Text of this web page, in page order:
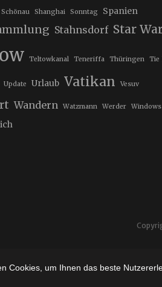
Schönau Shanghai Sonntag Spanien
Stahnsdorf Star
Teltowkanal Teneriffa Thüringen Tie
Update Urlaub Vatikan Vesuv
Wandern Watzmann Werder Windows
Cookies, um Ihnen das beste